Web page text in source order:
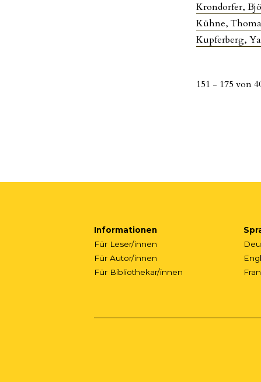
Krondorfer,
Kühne,
Kupferberg,
151 - 175 von
Informationen
Für Leser/innen
Für Autor/innen
Für Bibliothekar/innen